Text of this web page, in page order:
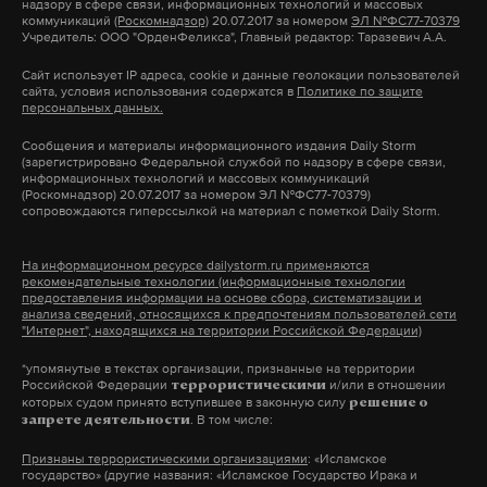
праворульных автомобилей — это 3,6% автопарка
страны. Такие машины включены в
президентскую стратегию повышения
безопасности движения до 2036 года, но
Подпишитесь на Daily Storm вMAX. Он
А еще мы есть вTelegram,Дзени
Макс Telegram
Дзен VK
надзору в сфере связи, информационных технологий и массовых
коммуникаций (Роскомнадзор) 20.07.2017 за номером ЭЛ №ФС77-70379
Учредитель: ООО "ОрденФеликса", Главный редактор: Таразевич А.А.
Сайт использует IP адреса, cookie и данные геолокации пользователей
сайта, условия использования содержатся в Политике по защите
персональных данных.
Сообщения и материалы информационного издания Daily Storm
(зарегистрировано Федеральной службой по надзору в сфере связи,
информационных технологий и массовых коммуникаций
(Роскомнадзор) 20.07.2017 за номером ЭЛ №ФС77-70379)
сопровождаются гиперссылкой на материал с пометкой Daily Storm.
На информационном ресурсе dailystorm.ru применяются
рекомендательные технологии (информационные технологии
предоставления информации на основе сбора, систематизации и
анализа сведений, относящихся к предпочтениям пользователей сети
"Интернет", находящихся на территории Российской Федерации)
*упомянутые в текстах организации, признанные на территории
Российской Федерации террористическими и/или в отношении
которых судом принято вступившее в законную силу решение о
запрете деятельности. В том числе:
Признаны террористическими организациями: «Исламское
государство» (другие названия: «Исламское Государство Ирака и